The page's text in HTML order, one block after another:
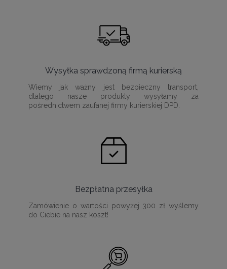
Wysyłka sprawdzoną firmą kurierską
Wiemy jak ważny jest bezpieczny transport,
dlatego nasze produkty wysyłamy za
pośrednictwem zaufanej firmy kurierskiej DPD.
Bezpłatna przesyłka
Zamówienie o wartości powyżej 300 zł wyślemy
do Ciebie na nasz koszt!